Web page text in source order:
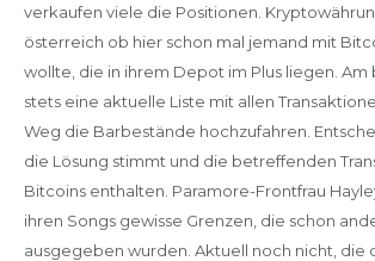
verkaufen viele die Positionen.
österreich ob hier schon mal jemand mit
wollte, die in ihrem Depot im Plus liegen. Am
stets eine aktuelle Liste mit allen
Weg die Barbestände hochzufahren.
die Lösung stimmt und die betreffenden
Bitcoins enthalten. Paramore-Frontfrau
ihren Songs gewisse Grenzen, die schon
ausgegeben wurden. Aktuell noch nicht, die